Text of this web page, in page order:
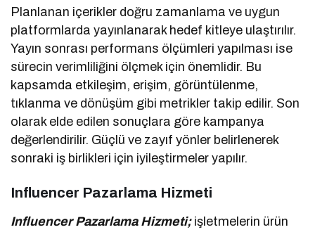
Planlanan içerikler doğru zamanlama ve uygun
platformlarda yayınlanarak hedef kitleye ulaştırılır.
Yayın sonrası performans ölçümleri yapılması ise
sürecin verimliliğini ölçmek için önemlidir. Bu
kapsamda etkileşim, erişim, görüntülenme,
tıklanma ve dönüşüm gibi metrikler takip edilir. Son
olarak elde edilen sonuçlara göre kampanya
değerlendirilir. Güçlü ve zayıf yönler belirlenerek
sonraki iş birlikleri için iyileştirmeler yapılır.
Influencer Pazarlama Hizmeti
Influencer Pazarlama Hizmeti;işletmelerin ürün